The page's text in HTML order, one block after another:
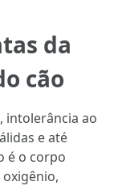
da
cão
intolerância ao
e até
é o corpo